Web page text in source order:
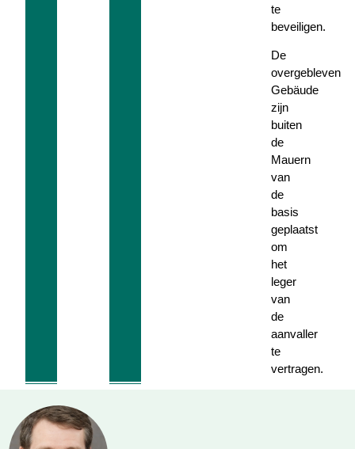
te
beveiligen.
De
overgebleven
Gebäude
zijn
buiten
de
Mauern
van
de
basis
geplaatst
om
het
leger
van
de
aanvaller
te
vertragen.